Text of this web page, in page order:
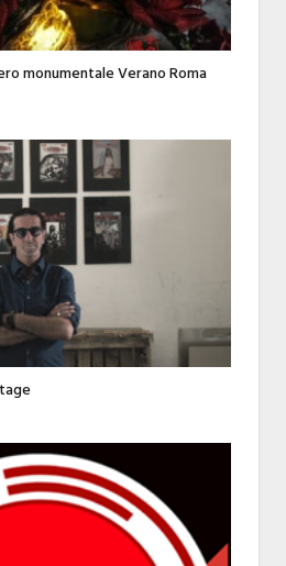
monumentale Verano Roma